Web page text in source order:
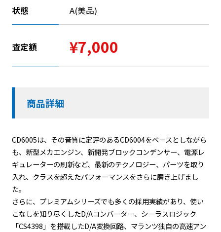
状態 A(美品)
査定額 ¥7,000
商品詳細
CD6005は、その音質に定評のあるCD6004をベースとしながら
も、新型メカエンジン、新開発ブロックコンデンサー、電源レ
ギュレーターの刷新など、最新のテクノロジー、パーツを取り
入れ、クラスを超えたパフォーマンスをさらに磨き上げまし
た。
さらに、プレミアムシリーズでも多くの採用実績があり、使い
こなしを知り尽くしたD/Aコンバーター、シーラスロジック
「CS4398」を搭載したD/A変換回路、マランツ独自の高速アン